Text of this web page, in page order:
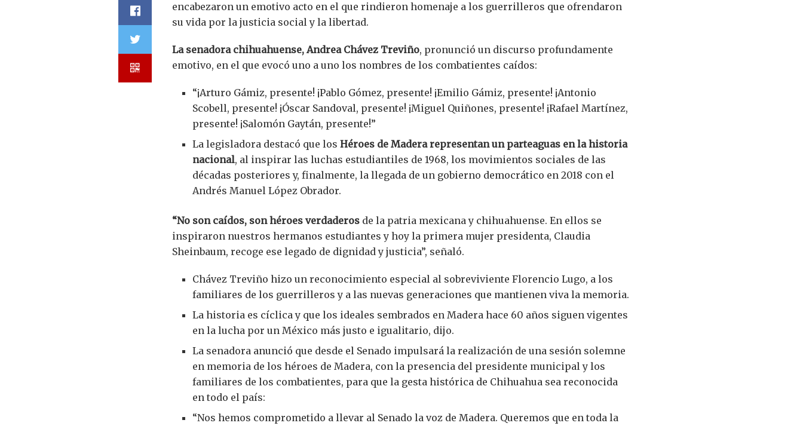
encabezaron un emotivo acto en el que rindieron homenaje a los guerrilleros que ofrendaron
su vida por la justicia social y la libertad.
La senadora chihuahuense, Andrea Chávez Treviño, pronunció un discurso profundamente
emotivo, en el que evocó uno a uno los nombres de los combatientes caídos:
“¡Arturo Gámiz, presente! ¡Pablo Gómez, presente! ¡Emilio Gámiz, presente! ¡Antonio
Scobell, presente! ¡Óscar Sandoval, presente! ¡Miguel Quiñones, presente! ¡Rafael Martínez,
presente! ¡Salomón Gaytán, presente!”
La legisladora destacó que losHéroes de Madera representan un parteaguas en la historia
nacional, al inspirar las luchas estudiantiles de 1968, los movimientos sociales de las
décadas posteriores y, finalmente, la llegada de un gobierno democrático en 2018 con el
Andrés Manuel López Obrador.
“No son caídos, son héroes verdaderos de la patria mexicana y chihuahuense. En ellos se
inspiraron nuestros hermanos estudiantes y hoy la primera mujer presidenta, Claudia
Sheinbaum, recoge ese legado de dignidad y justicia”, señaló.
Chávez Treviño hizo un reconocimiento especial al sobreviviente Florencio Lugo, a los
familiares de los guerrilleros y a las nuevas generaciones que mantienen viva la memoria.
La historia es cíclica y que los ideales sembrados en Madera hace 60 años siguen vigentes
en la lucha por un México más justo e igualitario, dijo.
La senadora anunció que desde el Senado impulsará la realización de una sesión solemne
en memoria de los héroes de Madera, con la presencia del presidente municipal y los
familiares de los combatientes, para que la gesta histórica de Chihuahua sea reconocida
en todo el país:
“Nos hemos comprometido a llevar al Senado la voz de Madera. Queremos que en toda la